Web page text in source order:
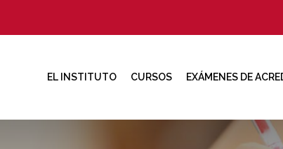
EL INSTITUTO CURSOS EXÁMENES DE